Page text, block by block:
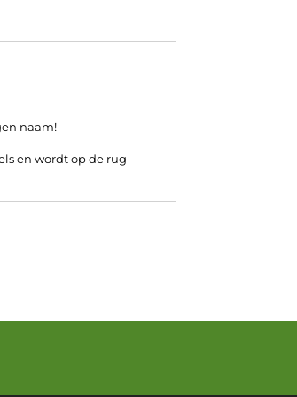
naam!
en wordt op de rug